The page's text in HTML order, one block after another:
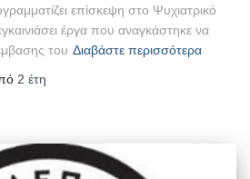
επίσκεψη στο Ψυχιατρικό
έργα που αναγκάστηκε να
του Διαβάστε περισσότερα
2 έτη